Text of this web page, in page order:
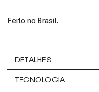
Feito no Brasil.
DETALHES
TECNOLOGIA